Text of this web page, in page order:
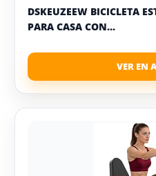
DSKEUZEEW BICICLETA
PARA CASA CON...